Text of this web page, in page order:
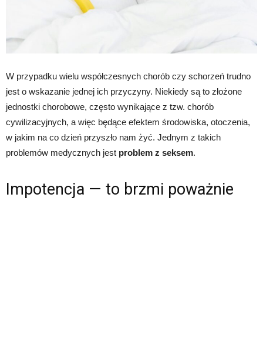
W przypadku wielu współczesnych chorób czy schorzeń trudno
jest o wskazanie jednej ich przyczyny. Niekiedy są to złożone
jednostki chorobowe, często wynikające z tzw. chorób
cywilizacyjnych, a więc będące efektem środowiska, otoczenia,
w jakim na co dzień przyszło nam żyć. Jednym z takich
problemów medycznych jest problem z seksem.
Impotencja — to brzmi poważnie